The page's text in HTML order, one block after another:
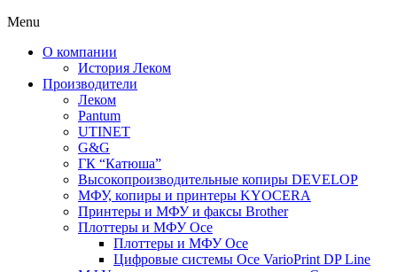
Menu
О компании
История Леком
Производители
Леком
Pantum
UTINET
G&G
ГК “Катюша”
Высокопроизводительные копиры DEVELOP
МФУ, копиры и принтеры KYOCERA
Принтеры и МФУ и факсы Brother
Плоттеры и МФУ Oce
Плоттеры и МФУ Oce
Цифровые системы Oce VarioPrint DP Line